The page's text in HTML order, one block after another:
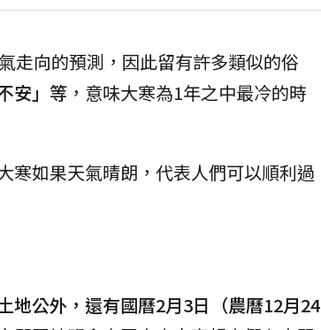
走向的預測，因此留有許多類似的俗
安」等 ，意味大寒為1年之中最冷的時
寒如果天氣晴朗，代表人們可以順利過
地公外，還有國曆2月3日（農曆12月24